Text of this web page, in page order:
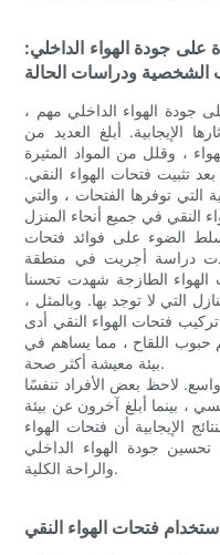
على جودة الهواء الداخلي:
الشخصية ودراسات الحالة
جودة الهواء الداخلي مهم ،
الإيجابية. أبلغ العديد من
، وقلل من المواد المثيرة
تثبيت فتحات الهواء النقي.
التي توفرها الفتحات ، والتي
الضوء على فوائد فتحات
دراسة أجريت في منطقة
الطازجة شهدت تحسنا
التي لا توجد بها. وبالمثل ،
فتحات الهواء النقي أدى
اللقاح ، مما يساهم في
بيئة معيشة أكثر صحة.
لاحظ بعض الأفراد تنفسًا
، بينما أبلغ آخرون عن بيئة
الإيجابية أن فتحات الهواء
جودة الهواء الداخلي
والراحة الكلية.
فتحات الهواء النقي